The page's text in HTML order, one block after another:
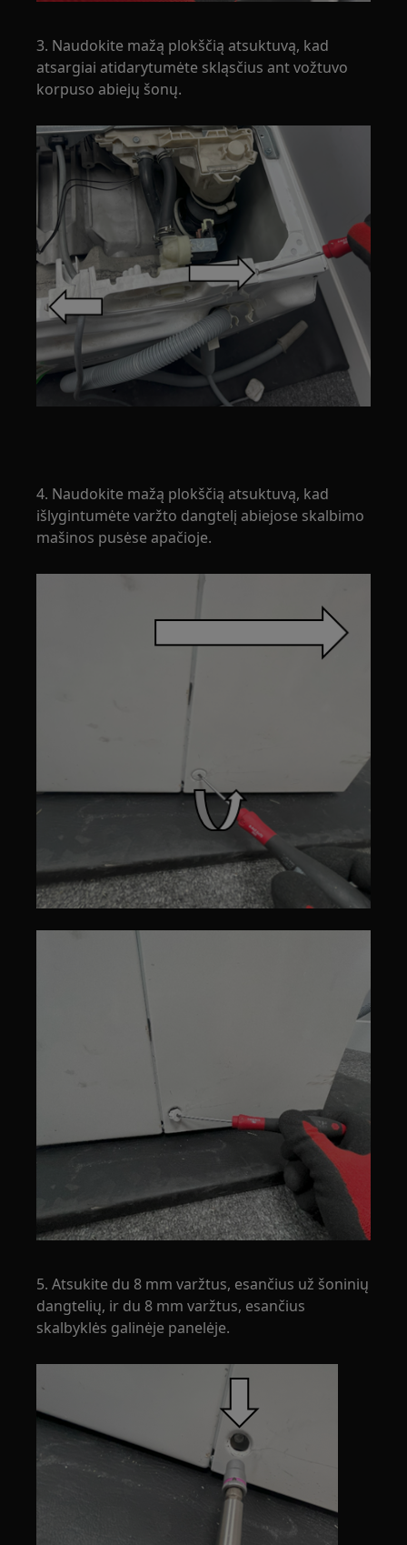
3. Naudokite mažą plokščią atsuktuvą, kad
atsargiai atidarytumėte skląsčius ant vožtuvo
korpuso abiejų šonų.
4. Naudokite mažą plokščią atsuktuvą, kad
išlygintumėte varžto dangtelį abiejose skalbimo
mašinos pusėse apačioje.
5. Atsukite du 8 mm varžtus, esančius už šoninių
dangtelių, ir du 8 mm varžtus, esančius
skalbyklės galinėje panelėje.